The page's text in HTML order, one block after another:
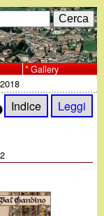
Gallery
Indice Leggi